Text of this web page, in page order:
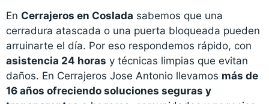
En Cerrajeros en Coslada sabemos que una
cerradura atascada o una puerta bloqueada pueden
arruinarte el día. Por eso respondemos rápido, con
asistencia 24 horas y técnicas limpias que evitan
daños. En Cerrajeros Jose Antonio llevamos más de
16 años ofreciendo soluciones seguras y